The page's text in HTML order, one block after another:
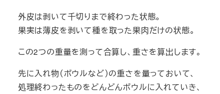
外皮は剥いて千切りまで終わった状態。
果実は薄皮を剥いて種を取った果肉だけの状態。
この2つの重量を測って合算し、重さを算出します。
先に入れ物（ボウルなど）の重さを量っておいて、
処理終わったものをどんどんボウルに入れていき、